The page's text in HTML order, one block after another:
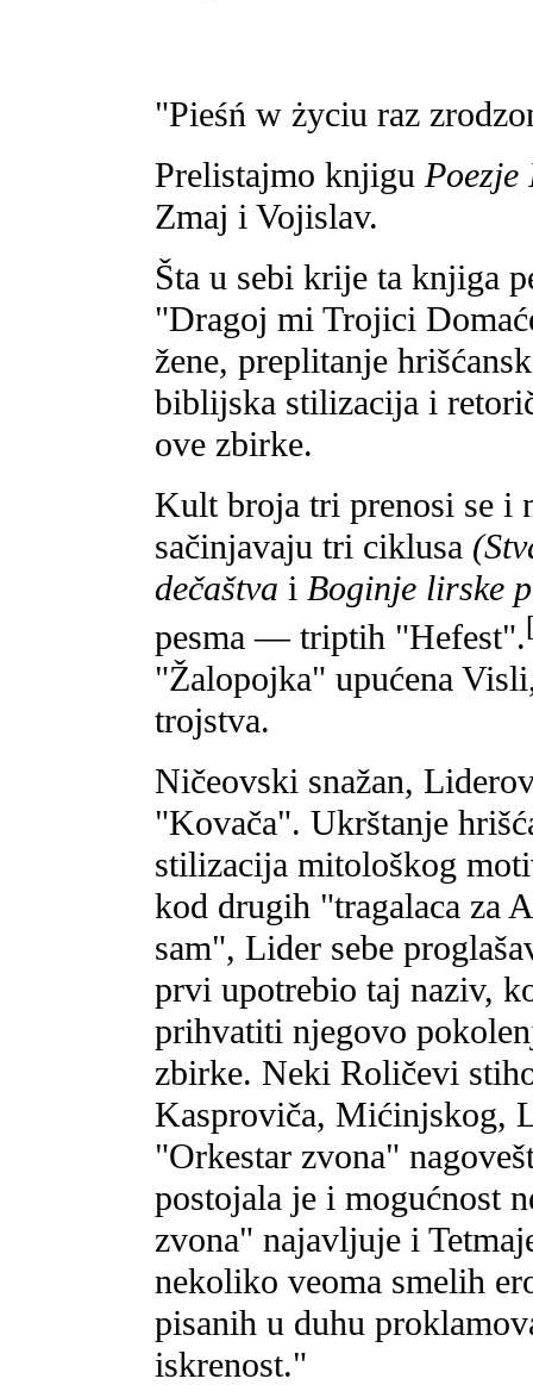
"Pieśń w życiu raz
Prelistajmo knjigu Poezje
Zmaj i Vojislav.
Šta u sebi krije ta knjiga
"Dragoj mi Trojici
žene, preplitanje
biblijska stilizacija i
ove zbirke.
Kult broja tri prenosi se i
sačinjavaju tri ciklusa
dečaštva i Boginje lirske
pesma — triptih "Hefest".
"Žalopojka" upućena
trojstva.
Ničeovski snažan,
"Kovača". Ukrštanje
stilizacija mitološkog
kod drugih "tragalaca za
sam", Lider sebe
prvi upotrebio taj naziv,
prihvatiti njegovo
zbirke. Neki Roličevi
Kasproviča, Mićinjskog,
"Orkestar zvona"
postojala je i mogućnost
zvona" najavljuje i
nekoliko veoma smelih
pisanih u duhu
iskrenost."